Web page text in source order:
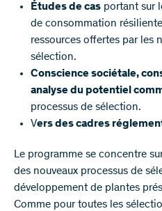
Études de cas portant sur
de consommation
ressources offertes par les
sélection.
Conscience sociétale,
analyse du potentiel
processus de sélection.
Vers des cadres
Le programme se concentre
des nouveaux processus de
développement de plantes
Comme pour toutes les